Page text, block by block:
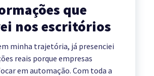
que
nos escritórios
minha trajetória, já presenciei
reais porque empresas
em automação. Com toda a